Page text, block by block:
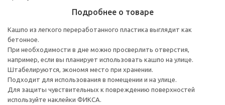
Подробнее о товаре
Кашпо из легкого переработанного пластика выглядит как
бетонное.
При необходимости в дне можно просверлить отверстия,
например, если вы планирует использовать кашпо на улице.
Штабелируются, экономя место при хранении.
Подходит для использования в помещении и на улице.
Для защиты чувствительных к повреждению поверхностей
используйте наклейки ФИКСА.